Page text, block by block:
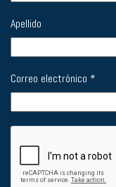
Apellido
Correo electrónico *